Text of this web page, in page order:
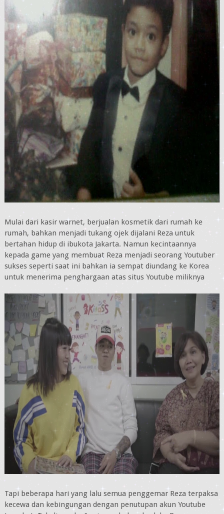
Mulai dari kasir warnet, berjualan kosmetik dari rumah ke
rumah, bahkan menjadi tukang ojek dijalani Reza untuk
bertahan hidup di ibukota Jakarta. Namun kecintaannya
kepada game yang membuat Reza menjadi seorang Youtuber
sukses seperti saat ini bahkan ia sempat diundang ke Korea
untuk menerima penghargaan atas situs Youtube miliknya
Tapi beberapa hari yang lalu semua penggemar Reza terpaksa
kecewa dan kebingungan dengan penutupan akun Youtube